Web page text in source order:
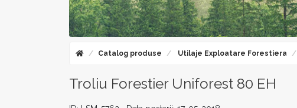
Catalog produse Utilaje Exploatare Forestiera
Troliu Forestier Uniforest 80 EH